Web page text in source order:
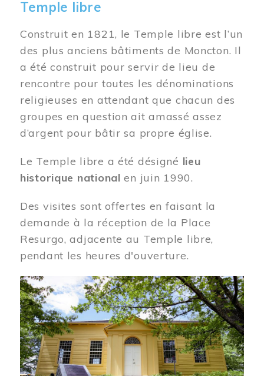
Temple libre
Construit en 1821, le Temple libre est l’un
des plus anciens bâtiments de Moncton. Il
a été construit pour servir de lieu de
rencontre pour toutes les dénominations
religieuses en attendant que chacun des
groupes en question ait amassé assez
d’argent pour bâtir sa propre église.
Le Temple libre a été désigné lieu
historique national en juin 1990.
Des visites sont offertes en faisant la
demande à la réception de la Place
Resurgo, adjacente au Temple libre,
pendant les heures d'ouverture.
Image